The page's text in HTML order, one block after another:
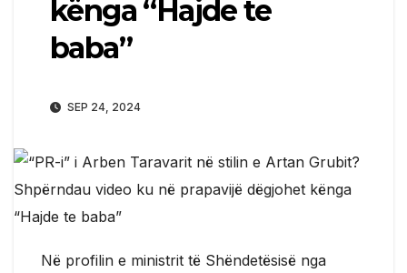
kënga “Hajde te
baba”
SEP 24, 2024
Në profilin e ministrit të Shëndetësisë nga